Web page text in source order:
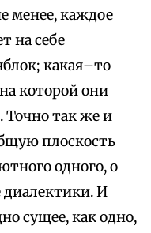
менее, каждое
на себе
какая–то
которой они
Точно так же и
плоскость
одного, о
диалектики. И
сущее, как одно,